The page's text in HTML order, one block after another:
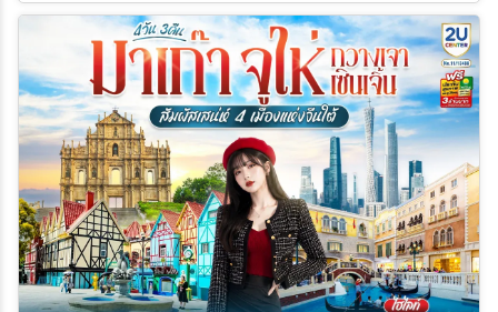
21 ส.ค. 69 - 23 ส.ค. 69
22 ส.ค. 69 - 24 ส.ค. 69
23 ส.ค. 69 - 25 ส.ค. 69
26 ส.ค. 69 - 28 ส.ค. 69
27 ส.ค. 69 - 29 ส.ค. 69
28 ส.ค. 69 - 30 ส.ค. 69
29 ส.ค. 69 - 31 ส.ค. 69
30 ส.ค. 69 - 01 ก.ย. 69
31 ส.ค. 69 - 02 ก.ย. 69
01 ก.ย. 69 - 03 ก.ย. 69
02 ก.ย. 69 - 04 ก.ย. 69
04 ก.ย. 69 - 06 ก.ย. 69
05 ก.ย. 69 - 07 ก.ย. 69
06 ก.ย. 69 - 08 ก.ย. 69
07 ก.ย. 69 - 09 ก.ย. 69
08 ก.ย. 69 - 10 ก.ย. 69
09 ก.ย. 69 - 11 ก.ย. 69
10 ก.ย. 69 - 12 ก.ย. 69
11 ก.ย. 69 - 13 ก.ย. 69
12 ก.ย. 69 - 14 ก.ย. 69
13 ก.ย. 69 - 15 ก.ย. 69
14 ก.ย. 69 - 16 ก.ย. 69
15 ก.ย. 69 - 17 ก.ย. 69
16 ก.ย. 69 - 18 ก.ย. 69
18 ก.ย. 69 - 20 ก.ย. 69
19 ก.ย. 69 - 21 ก.ย. 69